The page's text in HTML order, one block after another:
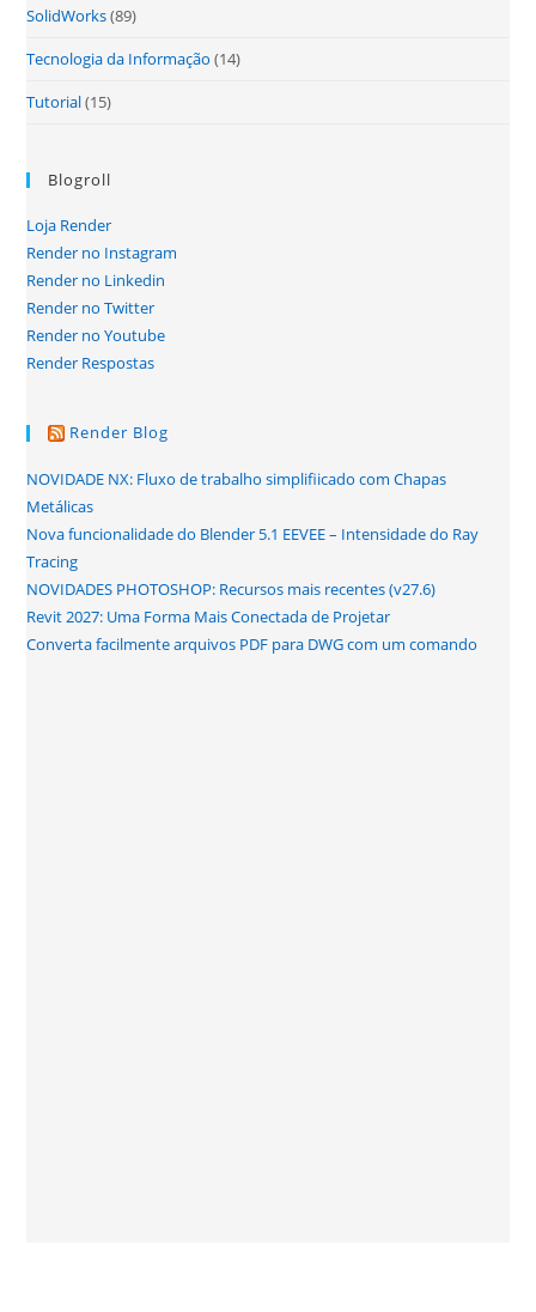
SolidWorks(89)
Tecnologia da Informação (14)
Tutorial(15)
Blogroll
Loja Render
Render no Instagram
Render no Linkedin
Render no Twitter
Render no Youtube
Render Respostas
Render Blog
NOVIDADE NX: Fluxo de trabalho simplifiicado com Chapas
Metálicas
Nova funcionalidade do Blender 5.1 EEVEE – Intensidade do Ray
Tracing
NOVIDADES PHOTOSHOP: Recursos mais recentes (v27.6)
Revit 2027: Uma Forma Mais Conectada de Projetar
Converta facilmente arquivos PDF para DWG com um comando